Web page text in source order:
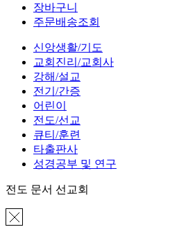
장바구니
주문배송조회
신앙생활/기도
교회진리/교회사
강해/설교
전기/간증
어린이
전도/선교
큐티/훈련
타출판사
성경공부 및 연구
전도 문서 선교회